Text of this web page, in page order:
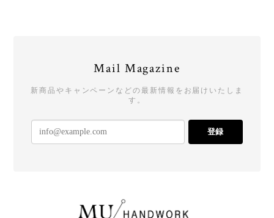
Mail Magazine
新商品やキャンペーンなどの最新情報をお届けいたしま
す。
登録